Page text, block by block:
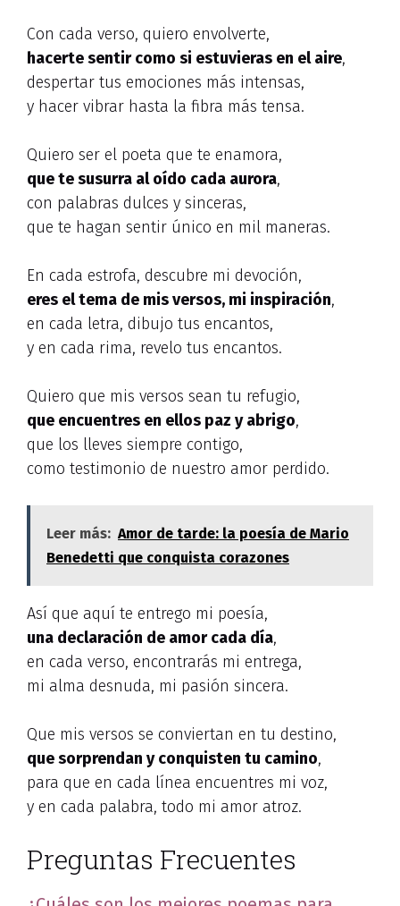
Con cada verso, quiero envolverte,
hacerte sentir como si estuvieras en el aire,
despertar tus emociones más intensas,
y hacer vibrar hasta la fibra más tensa.
Quiero ser el poeta que te enamora,
que te susurra al oído cada aurora,
con palabras dulces y sinceras,
que te hagan sentir único en mil maneras.
En cada estrofa, descubre mi devoción,
eres el tema de mis versos, mi inspiración,
en cada letra, dibujo tus encantos,
y en cada rima, revelo tus encantos.
Quiero que mis versos sean tu refugio,
que encuentres en ellos paz y abrigo,
que los lleves siempre contigo,
como testimonio de nuestro amor perdido.
Leer más: Amor de tarde: la poesía de Mario
Benedetti que conquista corazones
Así que aquí te entrego mi poesía,
una declaración de amor cada día,
en cada verso, encontrarás mi entrega,
mi alma desnuda, mi pasión sincera.
Que mis versos se conviertan en tu destino,
que sorprendan y conquisten tu camino,
para que en cada línea encuentres mi voz,
y en cada palabra, todo mi amor atroz.
Preguntas Frecuentes